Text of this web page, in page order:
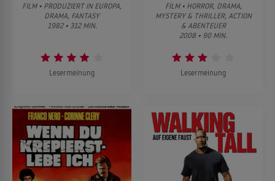
FILM • PRODUZIERT IN EUROPA,
DRAMA, FANTASY
1982 • 312 MIN.
Lesermeinung
FILM • HORROR, DRAMA,
MYSTERY & THRILLER, ACTION
& ABENTEUER
2008 • 90 MIN.
Lesermeinung